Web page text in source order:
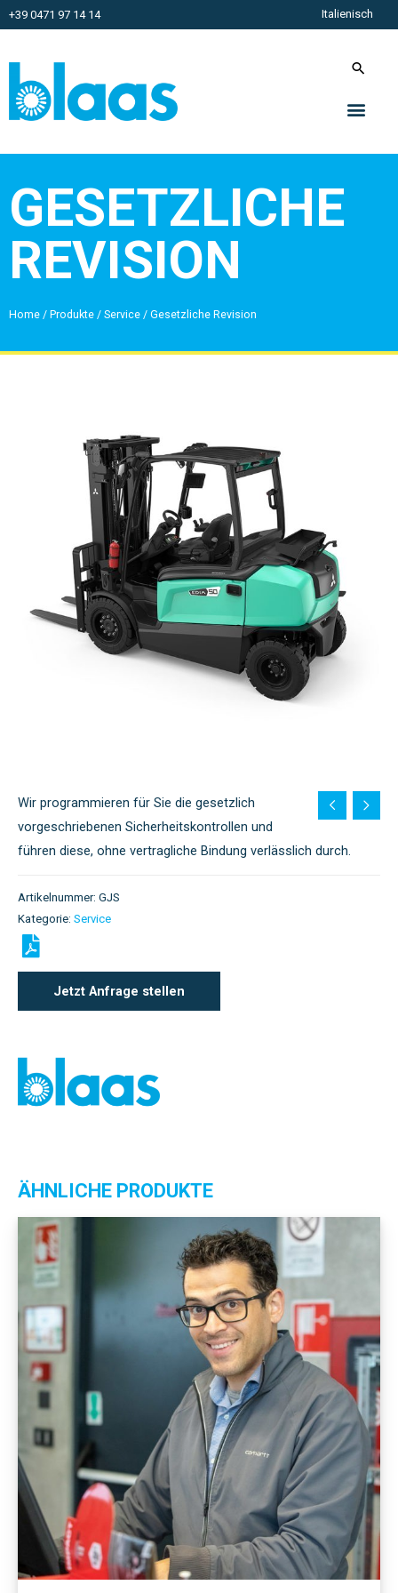
+39 0471 97 14 14 Italienisch
GESETZLICHE
REVISION
Home / Produkte / Service / Gesetzliche Revision
Wir programmieren für Sie die gesetzlich
vorgeschriebenen Sicherheitskontrollen und
führen diese, ohne vertragliche Bindung verlässlich durch.
Artikelnummer: GJS
Kategorie: Service
Jetzt Anfrage stellen
ÄHNLICHE PRODUKTE